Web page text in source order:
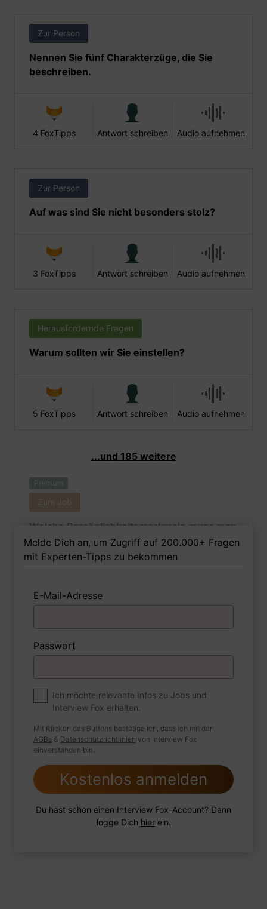
Zur Person
Nennen Sie fünf Charakterzüge, die Sie
beschreiben.
4 FoxTipps Antwort schreiben Audio aufnehmen
Zur Person
Auf was sind Sie nicht besonders stolz?
3 FoxTipps Antwort schreiben Audio aufnehmen
Herausfordernde Fragen
Warum sollten wir Sie einstellen?
5 FoxTipps Antwort schreiben Audio aufnehmen
...und 185 weitere
Premium
Zum Job
Welche Persönlichkeitsmerkmale muss man
als Fliesen-, Platten- und Mosaiklegerin
Ihrer Meinung nach besitzen, um in dem Job
erfolgreich zu sein?
1 FoxTipp Antwort schreiben Audio aufnehmen
Wie sind Sie mit einer Situation
umgegangen, in der Sie einen
leistungsschwachen Mitarbeiter hatten?
Melde Dich an, um Zugriff auf 200.000+ Fragen
mit Experten-Tipps zu bekommen
E-Mail-Adresse
Passwort
Ich möchte relevante Infos zu Jobs und
Interview Fox erhalten.
Mit Klicken des Buttons bestätige ich, dass ich mit den
AGBs & Datenschutzrichtlinien von Interview Fox
einverstanden bin.
Kostenlos anmelden
Du hast schon einen Interview Fox-Account? Dann
logge Dich hierein.